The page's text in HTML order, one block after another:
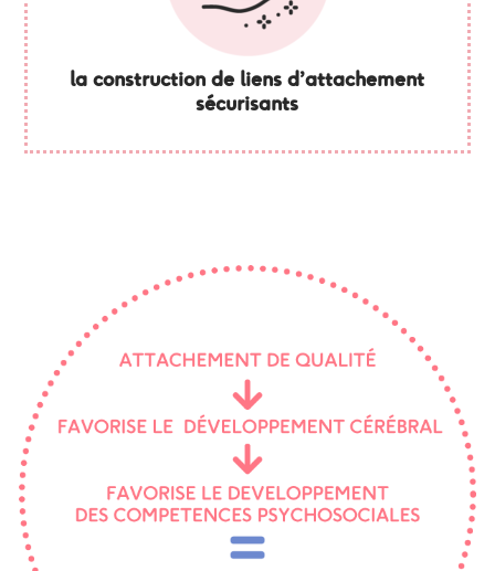
la construction de liens d’attachement
sécurisants